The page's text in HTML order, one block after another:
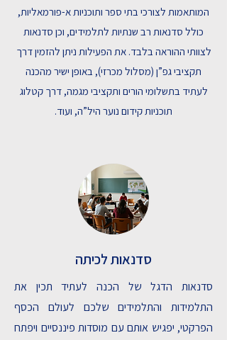
המותאמות לצורכי בתי ספר ותוכניות א-פורמאליות,
כולל סדנאות רב שנתיות לתלמידים, וכן סדנאות
לצוותי ההוראה בלבד. את הפעילות ניתן להזמין דרך
תקציבי גפ”ן (מסלול מכרזי), באופן ישיר מהכנה
לעתיד בתשלומי הורים ותקציבי מגמה, דרך קטלוג
תוכניות קידום נוער היל”ה, ועוד.
סדנאות לכיתה
סדנאות הדגל של הכנה לעתיד תכין את
התלמידות והתלמידים שלכם לעולם הכסף
הפרקטי, יפגיש אותם עם מוסדות פיננסיים ויפתח